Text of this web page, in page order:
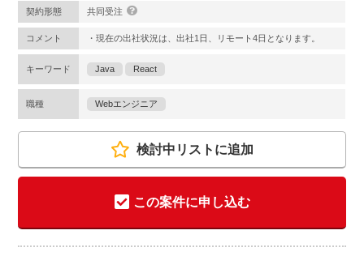
契約形態 共同受注
コメント ・現在の出社状況は、出社1日、リモート4日となります。
キーワード Java React
職種 Webエンジニア
検討中リストに追加
この案件に申し込む